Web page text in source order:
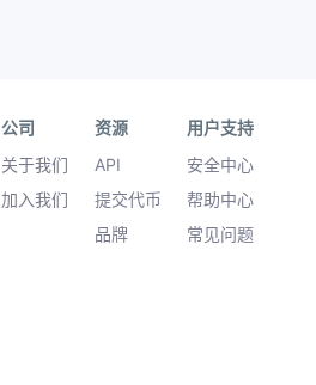
公司
关于我们
加入我们
资源
API
提交代币
品牌
用户支持
安全中心
帮助中心
常见问题